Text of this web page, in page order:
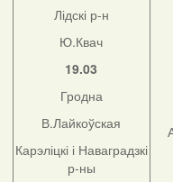
Лідскі р-н
Ю.Квач
19.03
Гродна
В.Лайкоўская
Карэліцкі і Наваградзкі
р-ны